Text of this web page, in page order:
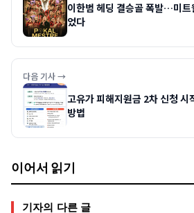
이한범 헤딩 결승골 폭발…미
었다
다음 기사 →
고유가 피해지원금 2차 신청
방법
이어서 읽기
기자의 다른 글